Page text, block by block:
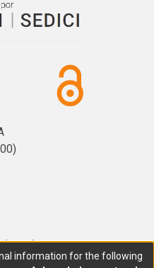
Universidad
information for the following